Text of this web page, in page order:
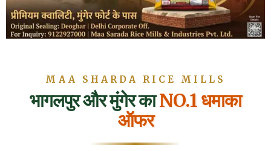
MAA SHARDA RICE MILLS
भागलपुर और मुंगेर काNO.1 धमाका
ऑफर